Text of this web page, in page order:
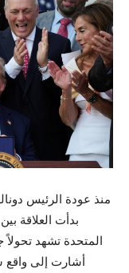
منذ عودة الرئيس
بدأت العلاقة
المتحدة تشهد
أشارت إلى واقع